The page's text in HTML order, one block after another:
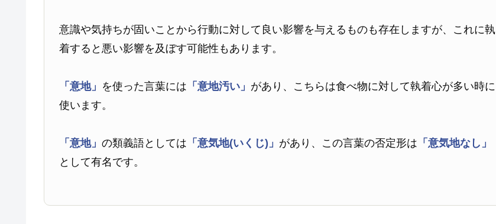
意識や気持ちが固いことから行動に対して良い影響を与えるものも存在しますが、これに執
着すると悪い影響を及ぼす可能性もあります。
「意地」 を使った言葉には 「意地汚い」 があり、こちらは食べ物に対して執着心が多い時に
使います。
「意地」の類義語としては 「意気地(いくじ)」 があり、この言葉の否定形は 「意気地なし」
として有名です。